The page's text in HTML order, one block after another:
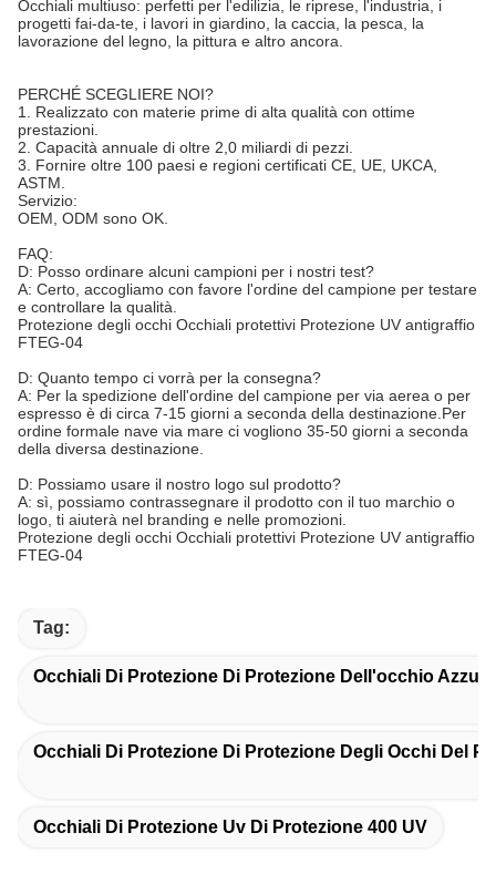
Occhiali multiuso: perfetti per l'edilizia, le riprese, l'industria, i
progetti fai-da-te, i lavori in giardino, la caccia, la pesca, la
lavorazione del legno, la pittura e altro ancora.
PERCHÉ SCEGLIERE NOI?
1. Realizzato con materie prime di alta qualità con ottime
prestazioni.
2. Capacità annuale di oltre 2,0 miliardi di pezzi.
3. Fornire oltre 100 paesi e regioni certificati CE, UE, UKCA,
ASTM.
Servizio:
OEM, ODM sono OK.
FAQ:
D: Posso ordinare alcuni campioni per i nostri test?
A: Certo, accogliamo con favore l'ordine del campione per testare
e controllare la qualità.
Protezione degli occhi Occhiali protettivi Protezione UV antigraffio
FTEG-04
D: Quanto tempo ci vorrà per la consegna?
A: Per la spedizione dell'ordine del campione per via aerea o per
espresso è di circa 7-15 giorni a seconda della destinazione.Per
ordine formale nave via mare ci vogliono 35-50 giorni a seconda
della diversa destinazione.
D: Possiamo usare il nostro logo sul prodotto?
A: sì, possiamo contrassegnare il prodotto con il tuo marchio o
logo, ti aiuterà nel branding e nelle promozioni.
Protezione degli occhi Occhiali protettivi Protezione UV antigraffio
FTEG-04
Tag:
Occhiali Di Protezione Di Protezione Dell'occhio
Occhiali Di Protezione Di Protezione Degli Occhi Del
Occhiali Di Protezione Uv Di Protezione 400 UV